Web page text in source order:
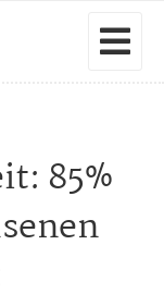
85%